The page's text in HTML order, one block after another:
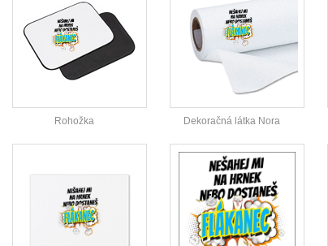
Rohožka Dekoračná látka Nora